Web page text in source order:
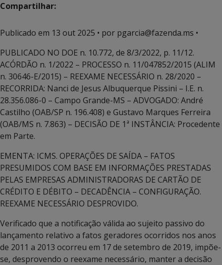
Compartilhar:
Publicado em 13 out 2025 • por pgarcia@fazenda.ms •
PUBLICADO NO DOE n. 10.772, de 8/3/2022, p. 11/12.
ACÓRDÃO n. 1/2022 – PROCESSO n. 11/047852/2015 (ALIM
n. 30646-E/2015) – REEXAME NECESSÁRIO n. 28/2020 –
RECORRIDA: Nanci de Jesus Albuquerque Pissini – I.E. n.
28.356.086-0 – Campo Grande-MS – ADVOGADO: André
Castilho (OAB/SP n. 196.408) e Gustavo Marques Ferreira
(OAB/MS n. 7.863) – DECISÃO DE 1ª INSTÂNCIA: Procedente
em Parte.
EMENTA: ICMS. OPERAÇÕES DE SAÍDA – FATOS
PRESUMIDOS COM BASE EM INFORMAÇÕES PRESTADAS
PELAS EMPRESAS ADMINISTRADORAS DE CARTÃO DE
CRÉDITO E DÉBITO – DECADÊNCIA – CONFIGURAÇÃO.
REEXAME NECESSÁRIO DESPROVIDO.
Verificado que a notificação válida ao sujeito passivo do
lançamento relativo a fatos geradores ocorridos nos anos
de 2011 a 2013 ocorreu em 17 de setembro de 2019, impõe-
se, desprovendo o reexame necessário, manter a decisão